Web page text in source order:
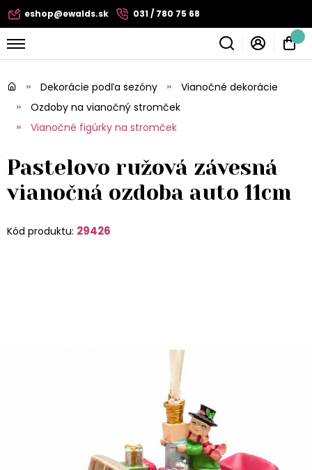
eshop@ewalds.sk 031 / 780 75 68
Dekorácie podľa sezóny
Vianočné dekorácie
Ozdoby na vianočný stromček
Vianočné figúrky na stromček
Pastelovo ružová závesná
vianočná ozdoba auto 11cm
Kód produktu: 29426